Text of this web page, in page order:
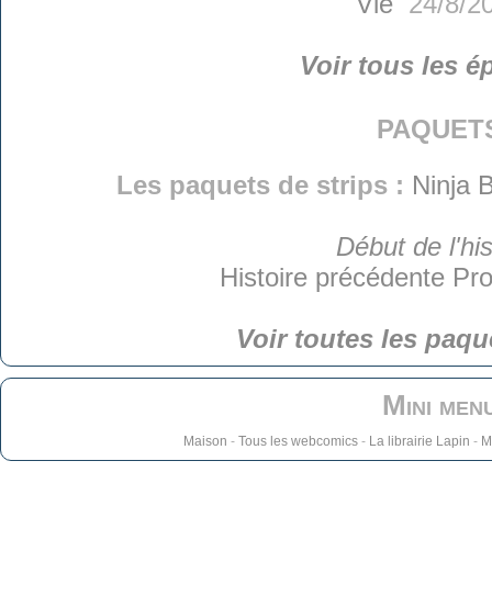
Voir tous les
Les paquets de strips : Ninja
Début de
Histoire précédente
Voir toutes les
Mini
Maison - Tous les webcomics- La librairie Lapin -